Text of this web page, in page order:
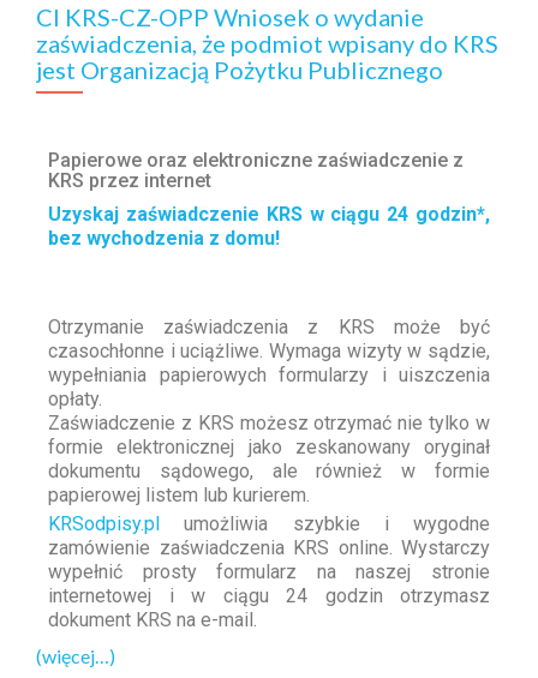
CI KRS-CZ-OPP Wniosek o wydanie
zaświadczenia, że podmiot wpisany do KRS
jest Organizacją Pożytku Publicznego
Papierowe oraz elektroniczne zaświadczenie z
KRS przez internet
Uzyskaj zaświadczenie KRS w ciągu 24 godzin*,
bez wychodzenia z domu!
Otrzymanie zaświadczenia z KRS może być
czasochłonne i uciążliwe. Wymaga wizyty w sądzie,
wypełniania papierowych formularzy i uiszczenia
opłaty.
Zaświadczenie z KRS możesz otrzymać nie tylko w
formie elektronicznej jako zeskanowany oryginał
dokumentu sądowego, ale również w formie
papierowej listem lub kurierem.
KRSodpisy.pl umożliwia szybkie i wygodne
zamówienie zaświadczenia KRS online. Wystarczy
wypełnić prosty formularz na naszej stronie
internetowej i w ciągu 24 godzin otrzymasz
dokument KRS na e-mail.
(więcej…)